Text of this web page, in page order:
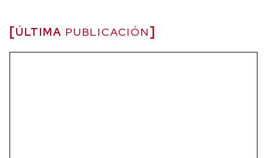
ÚLTIMA PUBLICACIÓN